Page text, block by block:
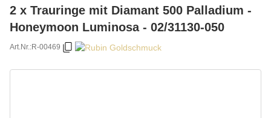
2 x Trauringe mit Diamant 500 Palladium -
Honeymoon Luminosa - 02/31130-050
Art.Nr.:R-00469